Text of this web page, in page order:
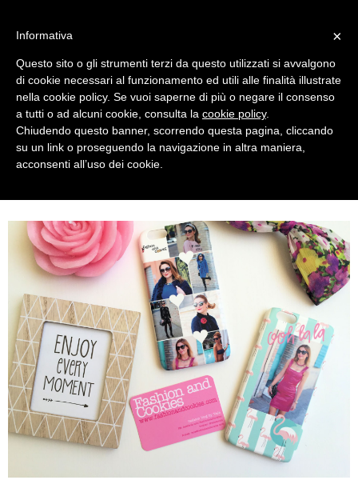
SATURDAY, APRIL 30, 2016
×
Informativa
Questo sito o gli strumenti terzi da questo utilizzati si avvalgono
di cookie necessari al funzionamento ed utili alle finalità illustrate
nella cookie policy. Se vuoi saperne di più o negare il consenso
a tutti o ad alcuni cookie, consulta la cookie policy.
Chiudendo questo banner, scorrendo questa pagina, cliccando
su un link o proseguendo la navigazione in altra maniera,
acconsenti all’uso dei cookie.